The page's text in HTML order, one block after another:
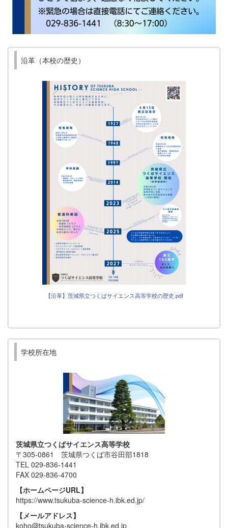
沿革（本校の歴史）
【沿革】茨城県立つくばサイエンス高等学校の歴史.pdf
学校所在地
茨城県立つくばサイエンス高等学校
〒305-0861 茨城県つくば市谷田部1818
TEL 029-836-1441
FAX 029-836-4700
【ホームページURL】
https://www.tsukuba-science-h.ibk.ed.jp/
【メールアドレス】
koho@tsukuba-science-h.ibk.ed.jp